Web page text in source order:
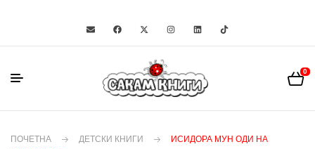
0
ПОЧЕТНА ДЕТСКИ КНИГИ
ИСИДОРА МУН ОДИ НА